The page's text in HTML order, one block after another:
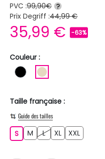
PVC :99,90€ ?
Prix Degriff :44,99 €
35,99 € -63%
Couleur :
NOIR
Taille française :
Guide des tailles
SS M LL XL XXL